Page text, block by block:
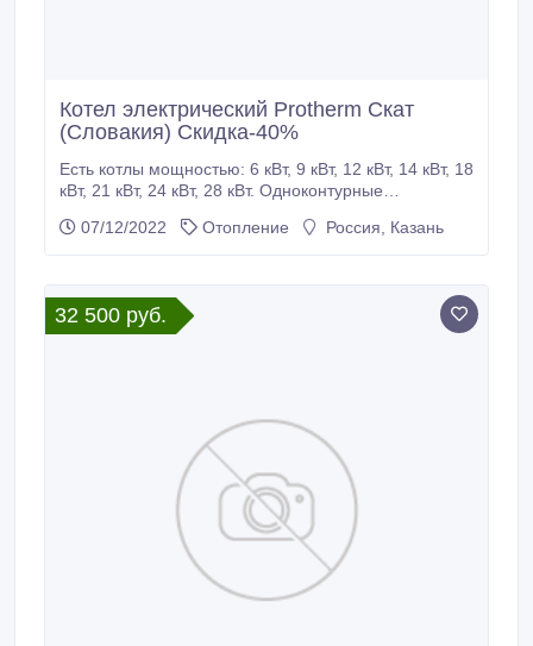
Котел электрический Protherm Скат
(Словакия) Скидка-40%
Есть котлы мощностью: 6 кВт, 9 кВт, 12 кВт, 14 кВт, 18
кВт, 21 кВт, 24 кВт, 28 кВт. Одноконтурные
горячей воды 15, 3 л/мин. (при ∆t=30oC) в
до 4-х ступеней мощности Ступенчатое.
07/12/2022 Отопление Россия, Казань
32 500 руб.